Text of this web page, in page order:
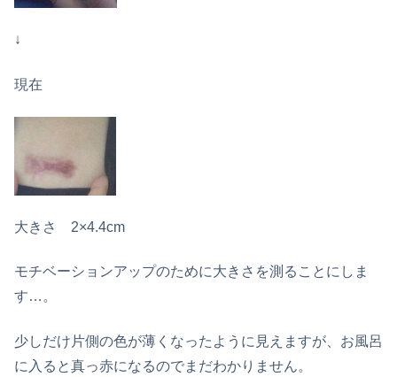
↓
現在
大きさ 2×4.4cm
モチベーションアップのために大きさを測ることにしま
す…。
少しだけ片側の色が薄くなったように見えますが、お風呂
に入ると真っ赤になるのでまだわかりません。